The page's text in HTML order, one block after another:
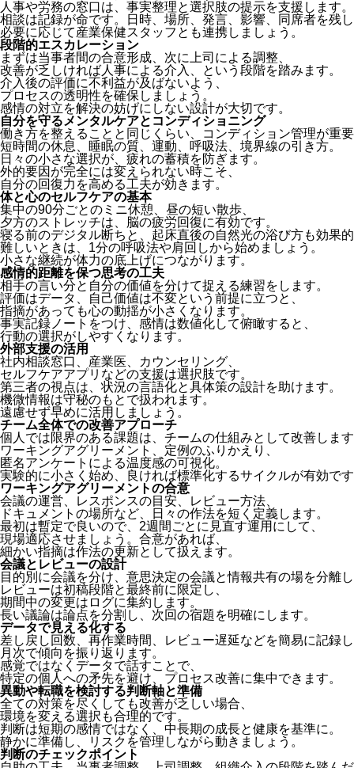
人事や労務の窓口は、事実整理と選択肢の提示を支援します。
相談は記録が命です。日時、場所、発言、影響、同席者を残
必要に応じて産業保健スタッフとも連携しましょう。
段階的エスカレーション
まずは当事者間の合意形成、次に上司による調整、
改善が乏しければ人事による介入、という段階を踏みます。
介入後の評価に不利益が及ばないよう、
プロセスの透明性を確保しましょう。
感情の対立を解決の妨げにしない設計が大切です。
自分を守るメンタルケアとコンディショニング
働き方を整えることと同じくらい、コンディション管理が重
短時間の休息、睡眠の質、運動、呼吸法、境界線の引き方。
日々の小さな選択が、疲れの蓄積を防ぎます。
外的要因が完全には変えられない時こそ、
自分の回復力を高める工夫が効きます。
体と心のセルフケアの基本
集中の90分ごとのミニ休憩、昼の短い散歩、
夕方のストレッチは、脳の疲労回復に有効です。
寝る前のデジタル断ちと、起床直後の自然光の浴び方も効果
難しいときは、1分の呼吸法や肩回しから始めましょう。
小さな継続が体力の底上げにつながります。
感情的距離を保つ思考の工夫
相手の言い分と自分の価値を分けて捉える練習をします。
評価はデータ、自己価値は不変という前提に立つと、
指摘があっても心の動揺が小さくなります。
事実記録ノートをつけ、感情は数値化して俯瞰すると、
行動の選択がしやすくなります。
外部支援の活用
社内相談窓口、産業医、カウンセリング、
セルフケアアプリなどの支援は選択肢です。
第三者の視点は、状況の言語化と具体策の設計を助けます。
機微情報は守秘のもとで扱われます。
遠慮せず早めに活用しましょう。
チーム全体での改善アプローチ
個人では限界のある課題は、チームの仕組みとして改善しま
ワーキングアグリーメント、定例のふりかえり、
匿名アンケートによる温度感の可視化。
実験的に小さく始め、良ければ標準化するサイクルが有効で
ワーキングアグリーメントの合意
会議の運営、レスポンスの目安、レビュー方法、
ドキュメントの場所など、日々の作法を短く定義します。
最初は暫定で良いので、2週間ごとに見直す運用にして、
現場適応させましょう。合意があれば、
細かい指摘は作法の更新として扱えます。
会議とレビューの設計
目的別に会議を分け、意思決定の会議と情報共有の場を分離
レビューは初稿段階と最終前に限定し、
期間中の変更はログに集約します。
長い議論は論点を分割し、次回の宿題を明確にします。
データで見える化する
差し戻し回数、再作業時間、レビュー遅延などを簡易に記録
月次で傾向を振り返ります。
感覚ではなくデータで話すことで、
特定の個人への矛先を避け、プロセス改善に集中できます。
異動や転職を検討する判断軸と準備
全ての対策を尽くしても改善が乏しい場合、
環境を変える選択も合理的です。
判断は短期の感情ではなく、中長期の成長と健康を基準に。
静かに準備し、リスクを管理しながら動きましょう。
判断のチェックポイント